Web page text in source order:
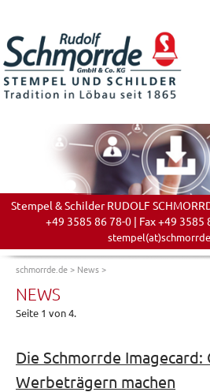
Stempel & Schilder RUDOLF
+49 3585 86 78-0 | Fax +49
schmorrde.de> News>
NEWS
Seite 1 von 4.
Die Schmorrde Imagecard:
Werbeträgern machen